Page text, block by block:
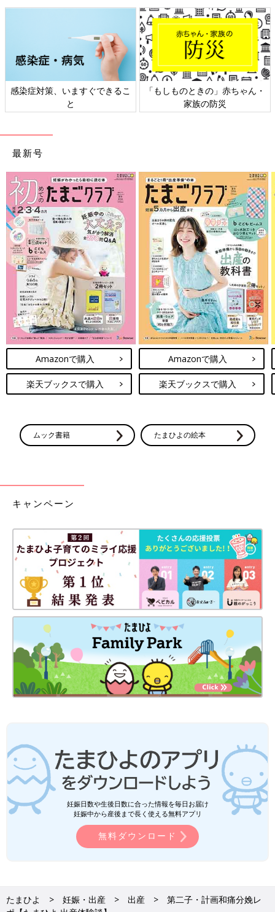
感染症対策、いますぐできるこ
と
「もしものときの」赤ちゃん・
家族の防災
最新号
Amazonで購入
楽天ブックスで購入
Amazonで購入
楽天ブックスで購入
ムック書籍 たまひよの絵本
キャンペーン
妊娠日数や生後日数に合った情報を毎日お届け
妊娠中から産後まで長く使える無料アプリ
無料ダウンロード
たまひよ 妊娠・出産 出産
第二子・計画和痛分娩レ